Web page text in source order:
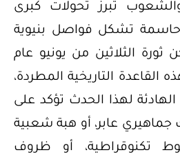
تبرز تحولات كبرى
تشكل فواصل بنيوية
ثورة الثلاثين من يونيو عام
القاعدة التاريخية المطردة،
لهذا الحدث تؤكد على
عابر، أو هبة شعبية
تكنوقراطية، أو ظروف